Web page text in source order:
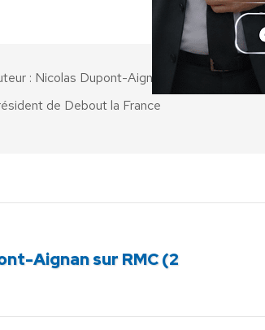
Facebook
sur
X
sur
: Nicolas Dupont-Aignan
de Debout la France
Aignan sur RMC (2